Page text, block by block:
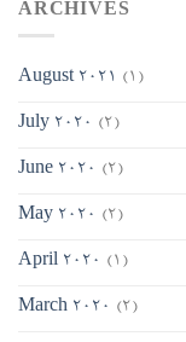
ARCHIVES
August 2021 (1)
July 2020 (2)
June 2020 (2)
May 2020 (2)
April 2020 (1)
March 2020 (2)